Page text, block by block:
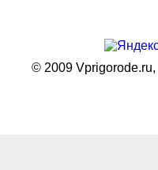
© 2009 Vprigorode.ru,